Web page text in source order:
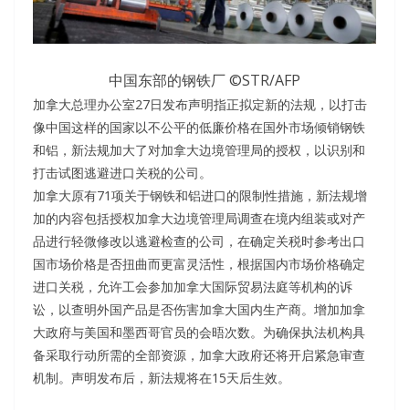
中国东部的钢铁厂©STR/AFP
加拿大总理办公室27日发布声明指正拟定新的法规，以打击
像中国这样的国家以不公平的低廉价格在国外市场倾销钢铁
和铝，新法规加大了对加拿大边境管理局的授权，以识别和
打击试图逃避进口关税的公司。
加拿大原有71项关于钢铁和铝进口的限制性措施，新法规增
加的内容包括授权加拿大边境管理局调查在境内组装或对产
品进行轻微修改以逃避检查的公司，在确定关税时参考出口
国市场价格是否扭曲而更富灵活性，根据国内市场价格确定
进口关税，允许工会参加加拿大国际贸易法庭等机构的诉
讼，以查明外国产品是否伤害加拿大国内生产商。增加加拿
大政府与美国和墨西哥官员的会晤次数。为确保执法机构具
备采取行动所需的全部资源，加拿大政府还将开启紧急审查
机制。声明发布后，新法规将在15天后生效。